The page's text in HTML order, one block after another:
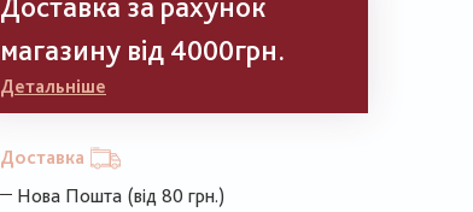
магазину від 4000грн.
Детальніше
Доставка
Нова Пошта (від 80 грн.)